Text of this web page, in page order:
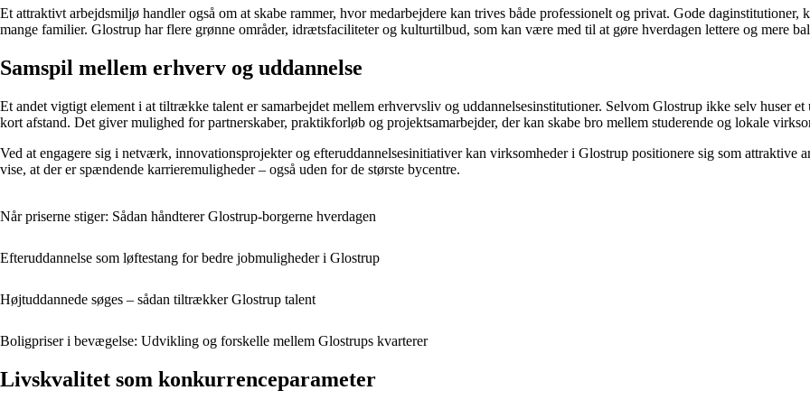
Et attraktivt arbejdsmiljø handler også om at skabe rammer, hvor medarbejdere kan trives både professionelt og privat. Gode
mange familier. Glostrup har flere grønne områder, idrætsfaciliteter og kulturtilbud, som kan være med til at gøre hverdagen lettere og mere
Samspil mellem erhverv og uddannelse
Et andet vigtigt element i at tiltrække talent er samarbejdet mellem erhvervsliv og uddannelsesinstitutioner. Selvom Glostrup ikke selv huser
kort afstand. Det giver mulighed for partnerskaber, praktikforløb og projektsamarbejder, der kan skabe bro mellem studerende og lokale
Ved at engagere sig i netværk, innovationsprojekter og efteruddannelsesinitiativer kan virksomheder i Glostrup positionere sig som attraktive
vise, at der er spændende karrieremuligheder – også uden for de største bycentre.
Når priserne stiger: Sådan håndterer Glostrup-borgerne hverdagen
Efteruddannelse som løftestang for bedre jobmuligheder i Glostrup
Højtuddannede søges – sådan tiltrækker Glostrup talent
Boligpriser i bevægelse: Udvikling og forskelle mellem Glostrups kvarterer
Livskvalitet som konkurrenceparameter